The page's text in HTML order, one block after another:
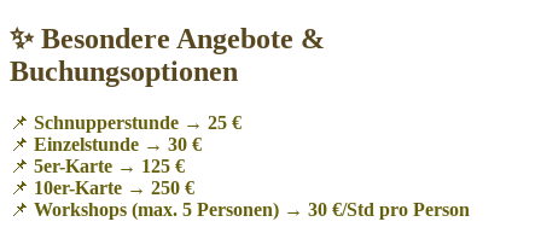
✨ Besondere Angebote &
Buchungsoptionen
📌 Schnupperstunde → 25 €
📌 Einzelstunde → 30 €
📌 5er-Karte → 125 €
📌 10er-Karte → 250 €
📌 Workshops (max. 5 Personen) → 30 €/Std pro Person